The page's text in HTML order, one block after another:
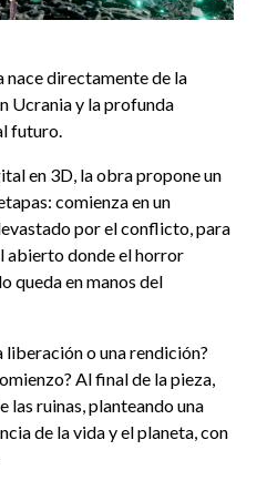
nace directamente de la
Ucrania y la profunda
futuro.
en 3D, la obra propone un
comienza en un
por el conflicto, para
abierto donde el horror
queda en manos del
liberación o una rendición?
Al final de la pieza,
las ruinas, planteando una
de la vida y el planeta, con